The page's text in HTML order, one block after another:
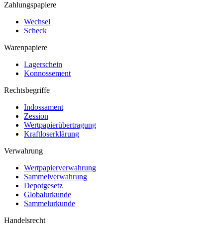
Zahlungspapiere
Wechsel
Scheck
Warenpapiere
Lagerschein
Konnossement
Rechtsbegriffe
Indossament
Zession
Wertpapierübertragung
Kraftloserklärung
Verwahrung
Wertpapierverwahrung
Sammelverwahrung
Depotgesetz
Globalurkunde
Sammelurkunde
Handelsrecht